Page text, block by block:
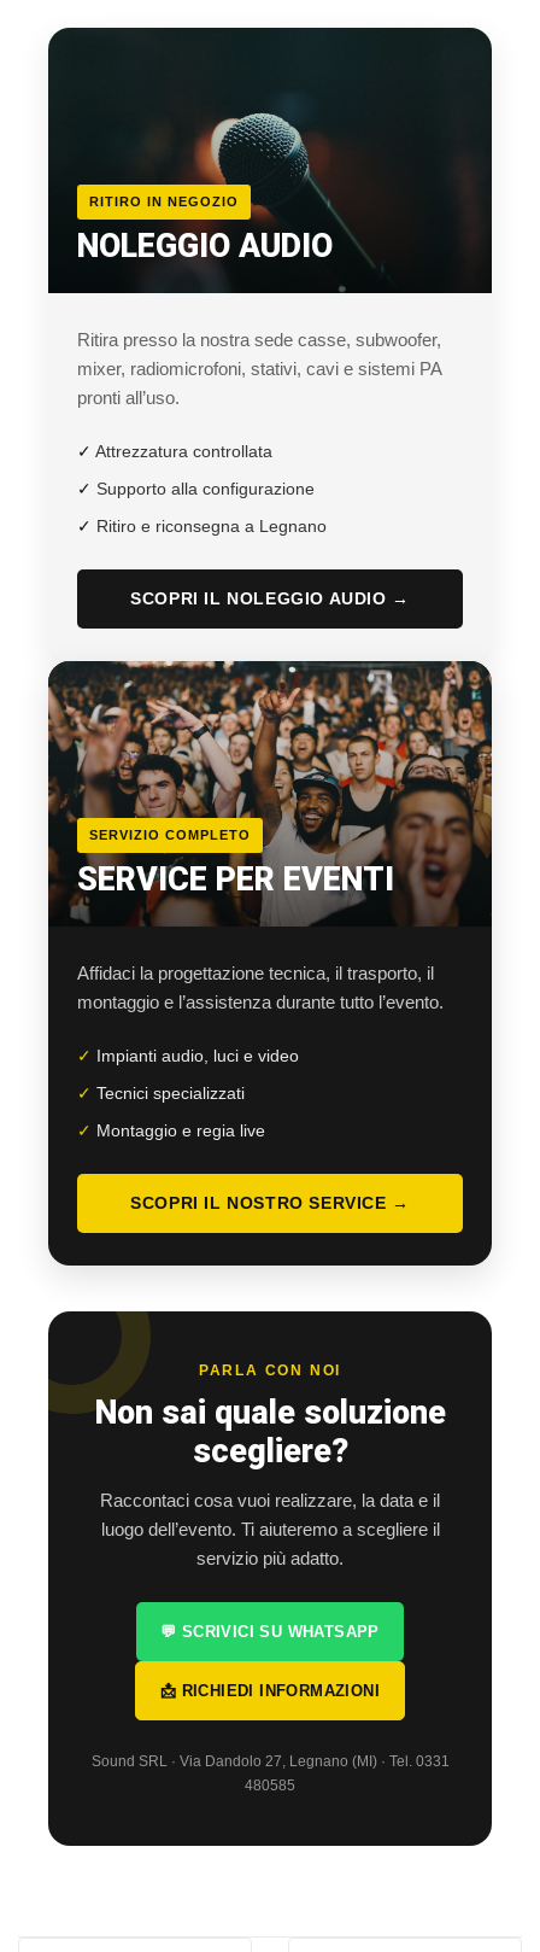
RITIRO IN NEGOZIO
NOLEGGIO AUDIO
Ritira presso la nostra sede casse, subwoofer,
mixer, radiomicrofoni, stativi, cavi e sistemi PA
pronti all’uso.
✓ Attrezzatura controllata
✓ Supporto alla configurazione
✓ Ritiro e riconsegna a Legnano
SCOPRI IL NOLEGGIO AUDIO →
SERVIZIO COMPLETO
SERVICE PER EVENTI
Affidaci la progettazione tecnica, il trasporto, il
montaggio e l’assistenza durante tutto l’evento.
✓ Impianti audio, luci e video
✓ Tecnici specializzati
✓ Montaggio e regia live
SCOPRI IL NOSTRO SERVICE →
PARLA CON NOI
Non sai quale soluzione
scegliere?
Raccontaci cosa vuoi realizzare, la data e il
luogo dell’evento. Ti aiuteremo a scegliere il
servizio più adatto.
💬 SCRIVICI SU WHATSAPP
📩 RICHIEDI INFORMAZIONI
Sound SRL · Via Dandolo 27, Legnano (MI) · Tel. 0331
480585